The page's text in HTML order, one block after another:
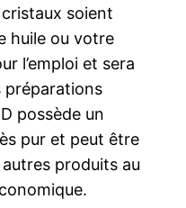
cristaux soient
huile ou votre
l’emploi et sera
préparations
possède un
pur et peut être
produits au